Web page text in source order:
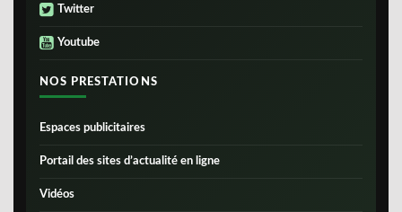
Twitter
Youtube
NOS PRESTATIONS
Espaces publicitaires
Portail des sites d’actualité en ligne
Vidéos